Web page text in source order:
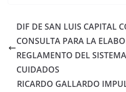
DIF DE SAN LUIS CAPITAL
CONSULTA PARA LA
REGLAMENTO DEL
CUIDADOS
RICARDO GALLARDO